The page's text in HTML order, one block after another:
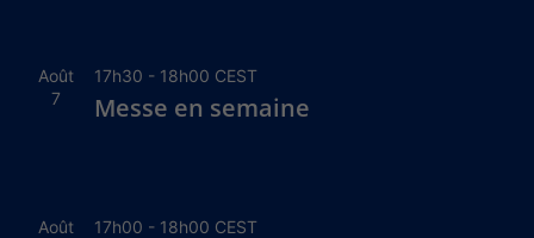
Août
7
17h30 - 18h00 CEST
Messe en semaine
Août
17h00 - 18h00 CEST